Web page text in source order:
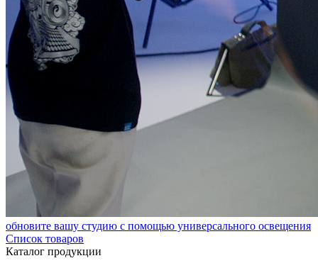
обновите вашу студию с помощью универсального освещения
Список товаров
Каталог продукции